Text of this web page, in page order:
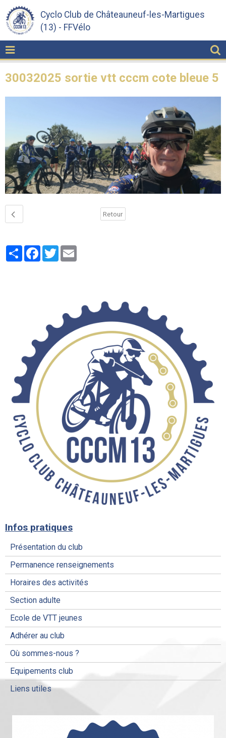
Cyclo Club de Châteauneuf-les-Martigues
(13) - FFVélo
30032025 sortie vtt cccm cote bleue 5
Retour
PartagerFacebook
Twitter
Infos pratiques
Présentation du club
Permanence renseignements
Horaires des activités
Section adulte
Ecole de VTT jeunes
Adhérer au club
Où sommes-nous ?
Equipements club
Liens utiles